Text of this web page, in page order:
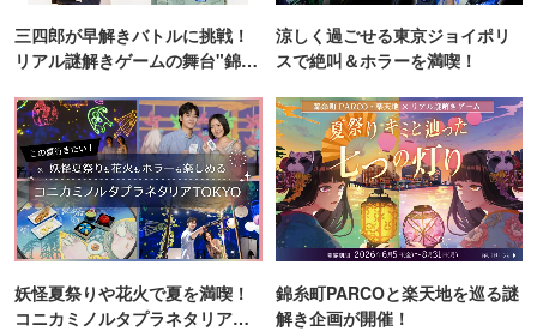
三四郎が早解きバトルに挑戦！
リアル謎解きゲームの舞台"錦糸
涼しく過ごせる東京ジョイポリ
スで絶叫＆ホラーを満喫！
妖怪夏祭りや花火で夏を満喫！
コニカミノルタプラネタリア
錦糸町PARCOと楽天地を巡る謎
解き企画が開催！